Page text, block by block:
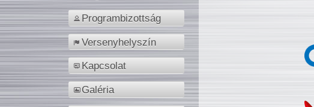
Programbizottság
Versenyhelyszín
Kapcsolat
Galéria